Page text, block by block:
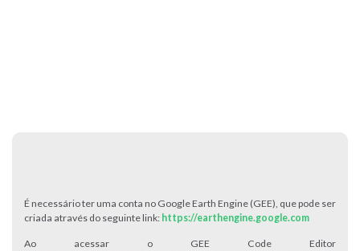
É necessário ter uma conta no Google Earth Engine (GEE), que pode ser
criada através do seguinte link: https://earthengine.google.com
Ao acessar o GEE Code Editor